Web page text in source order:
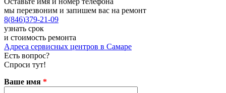
мы перезвоним и запишем вас на ремонт
8(846)379-21-09
узнать срок
и стоимость ремонта
Адреса сервисных центров в Самаре
Есть вопрос?
Спроси тут!
Ваше имя *